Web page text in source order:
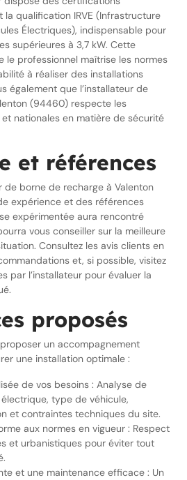
la qualification IRVE (Infrastructure
Électriques), indispensable pour
supérieures à 3,7 kW. Cette
professionnel maîtrise les normes
à réaliser des installations
également que l’installateur de
(94460) respecte les
nationales en matière de sécurité
et références
de borne de recharge à Valenton
expérience et des références
expérimentée aura rencontré
vous conseiller sur la meilleure
Consultez les avis clients en
et, si possible, visitez
par l’installateur pour évaluer la
proposés
un accompagnement
une installation optimale :
de vos besoins : Analyse de
type de véhicule,
et contraintes techniques du site.
aux normes en vigueur : Respect
et urbanistiques pour éviter tout
et une maintenance efficace : Un